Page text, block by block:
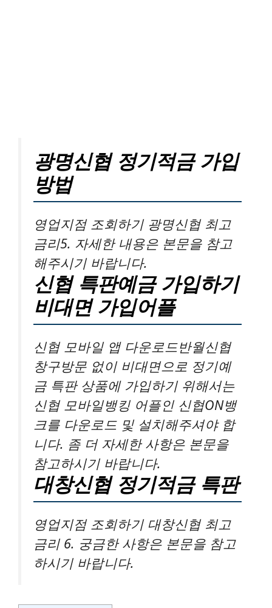
광명신협 정기적금 가입
방법
영업지점 조회하기 광명신협 최고
금리5. 자세한 내용은 본문을 참고
해주시기 바랍니다.
신협 특판예금 가입하기
비대면 가입어플
신협 모바일 앱 다운로드반월신협
창구방문 없이 비대면으로 정기예
금 특판 상품에 가입하기 위해서는
신협 모바일뱅킹 어플인 신협ON뱅
크를 다운로드 및 설치해주셔야 합
니다. 좀 더 자세한 사항은 본문을
참고하시기 바랍니다.
대창신협 정기적금 특판
영업지점 조회하기 대창신협 최고
금리 6. 궁금한 사항은 본문을 참고
하시기 바랍니다.